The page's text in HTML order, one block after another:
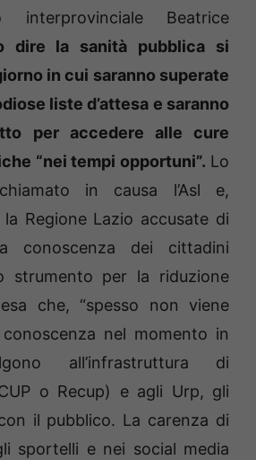
interprovinciale Beatrice
dire la sanità pubblica si
in cui saranno superate
liste d’attesa e saranno
per accedere alle cure
“nei tempi opportuni”. Lo
in causa l’Asl e,
Regione Lazio accusate di
conoscenza dei cittadini
strumento per la riduzione
che, “spesso non viene
nel momento in
all’infrastruttura di
o Recup) e agli Urp, gli
il pubblico. La carenza di
sportelli e nei social media